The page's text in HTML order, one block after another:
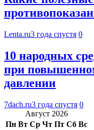
Lenta.ru3 года спустя 0
10 народных
при
давлении
7dach.ru3 года спустя 0
Август 2026
Пн Вт Ср Чт Пт Сб Вс